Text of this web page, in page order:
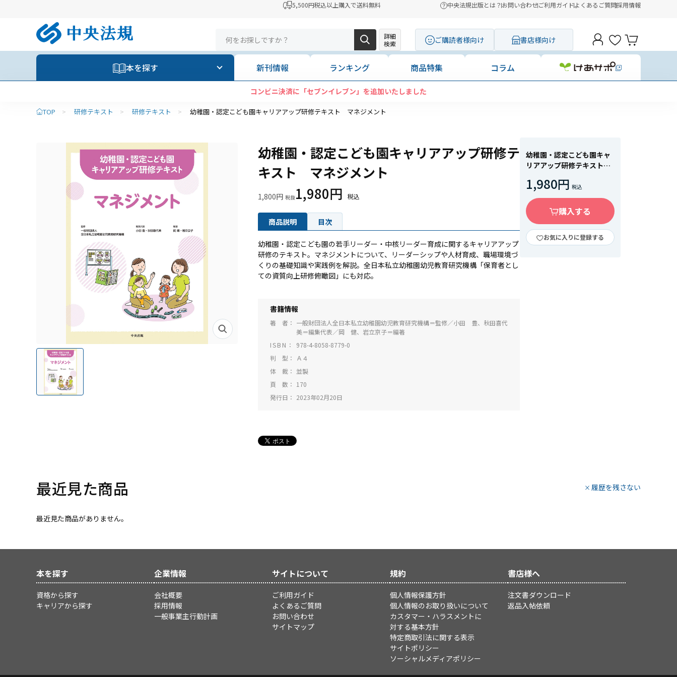
5,500円税込以上購入で送料無料 中央法規出版とは？お問い合わせご利用ガイドよくあるご質問採用情報
詳細
検索
ご購読者様向け 書店様向け
本を探す 新刊情報 ランキング 商品特集 コラム
コンビニ決済に「セブンイレブン」を追加いたしました
TOP > 研修テキスト > 研修テキスト > 幼稚園・認定こども園キャリアアップ研修テキスト マネジメント
幼稚園・認定こども園キャリアアップ研修テ
キスト マネジメント
1,800円 1,980円
商品説明 目次
幼稚園・認定こども園の若手リーダー・中核リーダー育成に関するキャリアアップ
研修のテキスト。マネジメントについて、リーダーシップや人材育成、職場環境づ
くりの基礎知識や実践例を解説。全日本私立幼稚園幼児教育研究機構「保育者とし
ての資質向上研修俯瞰図」にも対応。
書籍情報
著 者
一般財団法人全日本私立幼稚園幼児教育研究機構＝監修／小田 豊、秋田喜代
美＝編集代表／岡 健、岩立京子＝編著
ISBN
978-4-8058-8779-0
判 型
Ａ４
体 裁
並製
頁 数
170
発行日
2023年02月20日
幼稚園・認定こども園キャ
リアアップ研修テキスト
1,980円
購入する
お気に入りに登録する
最近見た商品
最近見た商品がありません。
履歴を残さない
本を探す
資格から探す
キャリアから探す
企業情報
会社概要
採用情報
一般事業主行動計画
サイトについて
ご利用ガイド
よくあるご質問
お問い合わせ
サイトマップ
規約
個人情報保護方針
個人情報のお取り扱いについて
カスタマー・ハラスメントに
対する基本方針
特定商取引法に関する表示
サイトポリシー
ソーシャルメディアポリシー
書店様へ
注文書ダウンロード
返品入帖依頼